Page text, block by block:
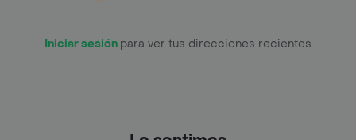
Iniciar sesión para ver tus direcciones recientes